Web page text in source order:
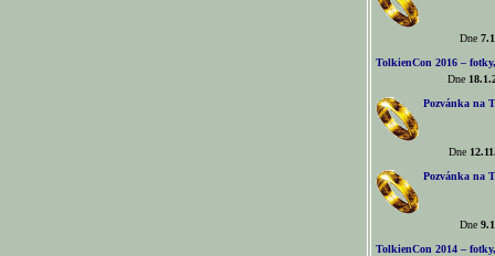
Dne
TolkienCon 2016 –
Dne
Pozvánka na
Dne
Pozvánka na
Dne
TolkienCon 2014 –